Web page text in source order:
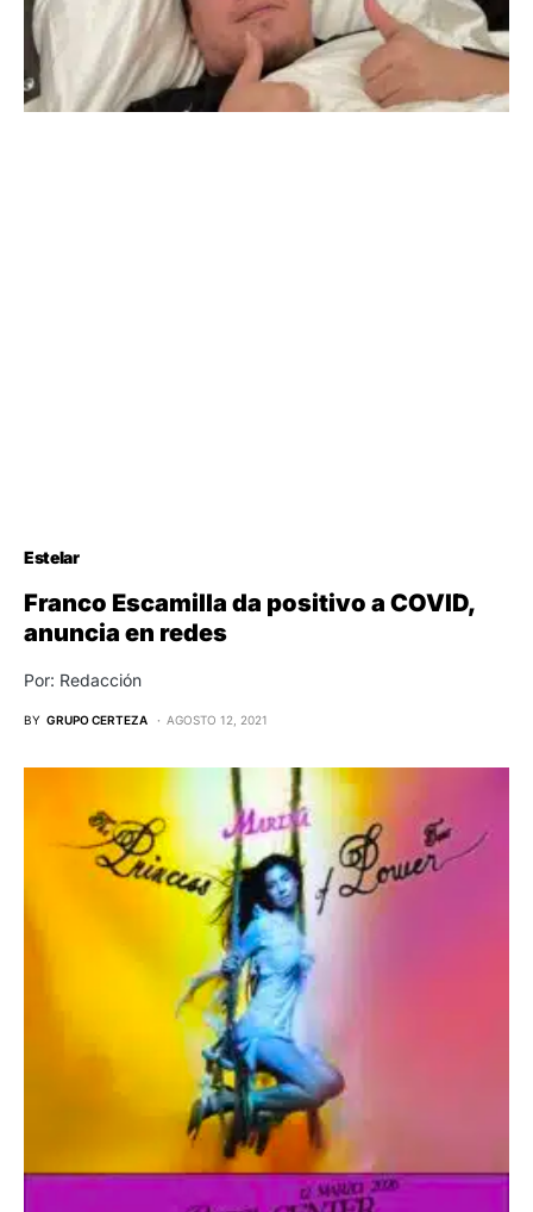
Estelar
Franco Escamilla da positivo a COVID,
anuncia en redes
Por: Redacción
BY GRUPO CERTEZA AGOSTO 12, 2021